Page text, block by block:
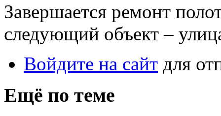
Завершается ремонт
следующий объект –
Войдите на сайт для
Ещё по теме